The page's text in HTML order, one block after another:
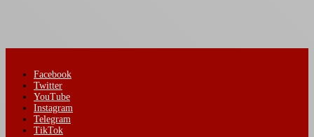
Facebook
Twitter
YouTube
Instagram
Telegram
TikTok